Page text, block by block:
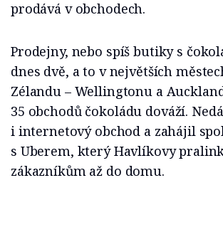
prodává v obchodech.
Prodejny, nebo spíš butiky s
dnes dvě, a to v největších
Zélandu – Wellingtonu a
35 obchodů čokoládu dováží.
i internetový obchod a zahájil
s Uberem, který Havlíkovy
zákazníkům až do domu.